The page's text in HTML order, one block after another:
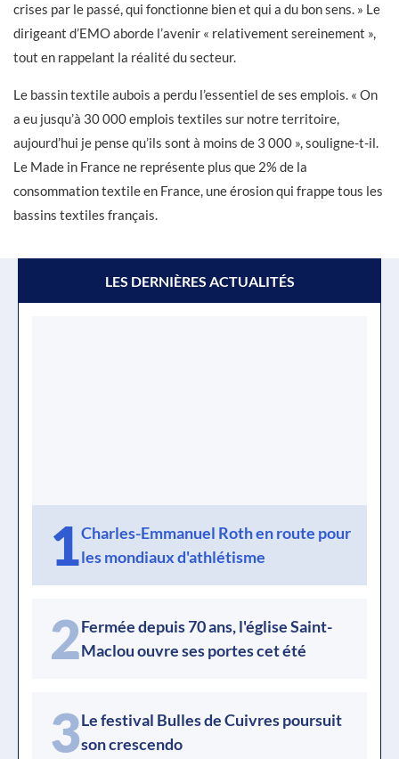
crises par le passé, qui fonctionne bien et qui a du bon sens. » Le
dirigeant d’EMO aborde l’avenir « relativement sereinement »,
tout en rappelant la réalité du secteur.
Le bassin textile aubois a perdu l’essentiel de ses emplois. « On
a eu jusqu’à 30 000 emplois textiles sur notre territoire,
aujourd’hui je pense qu’ils sont à moins de 3 000 », souligne-t-il.
Le Made in France ne représente plus que 2% de la
consommation textile en France, une érosion qui frappe tous les
bassins textiles français.
LES DERNIÈRES ACTUALITÉS
1Charles-Emmanuel Roth en route pour
les mondiaux d'athlétisme
2Fermée depuis 70 ans, l'église Saint-
Maclou ouvre ses portes cet été
3Le festival Bulles de Cuivres poursuit
son crescendo